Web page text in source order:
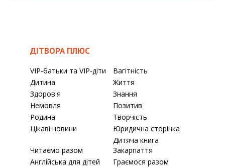
ДІТВОРА ПЛЮС
VIP-батьки та VIP-діти
Вагітність
Дитина
Життя
Здоров'я
Знання
Немовля
Позитив
Родина
Творчість
Цікаві новини
Юридична сторінка
Читаємо разом
Дитяча книга
Закарпаття
Англійська для дітей
Граємося разом